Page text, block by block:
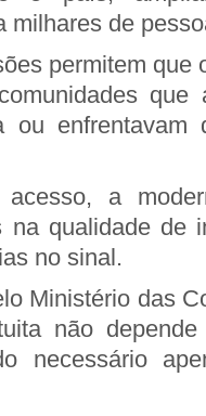
milhares de
permitem que
que
ou enfrentavam
a
na qualidade de
no sinal.
Ministério das
não
necessário